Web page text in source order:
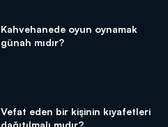
Kahvehanede oyun oynamak
günah mıdır?
Vefat eden bir kişinin kıyafetleri
dağıtılmalı mıdır?